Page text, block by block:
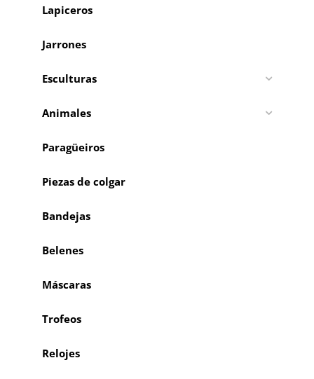
Lapiceros
Jarrones
Esculturas
Animales
Paragüeiros
Piezas de colgar
Bandejas
Belenes
Máscaras
Trofeos
Relojes